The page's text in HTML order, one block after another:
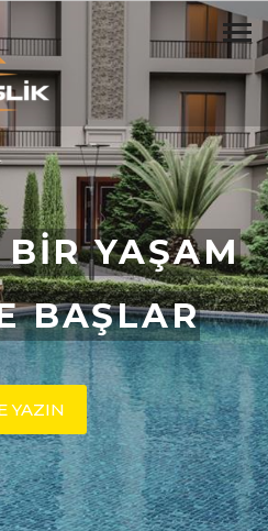
BAŞLAR
YAZIN
YAŞAM